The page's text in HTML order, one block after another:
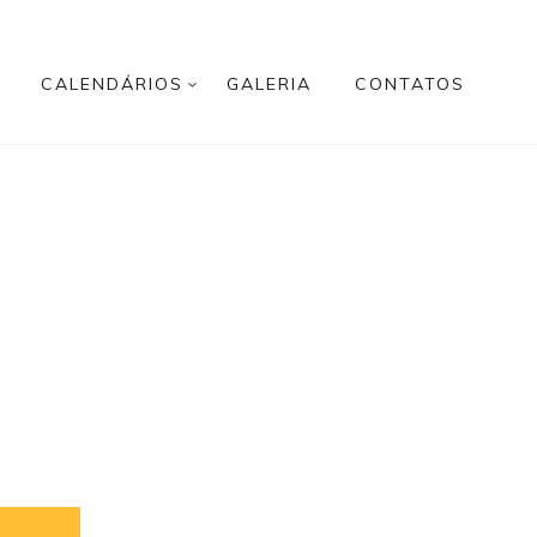
CALENDÁRIOS GALERIA CONTATOS